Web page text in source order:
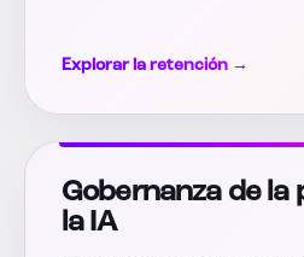
Explorar la retención →
Gobernanza de la
la IA